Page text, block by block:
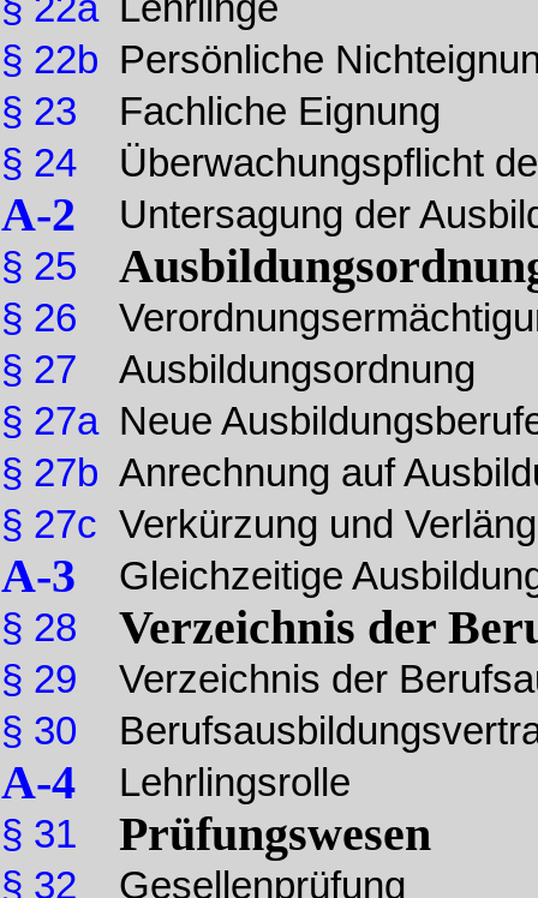
§ 22b
§ 23
§ 24
A-2
§ 25
§ 26
§ 27
§ 27a
§ 27b
§ 27c
A-3
§ 28
§ 29
§ 30
A-4
§ 31
§ 32
Persönliche
Fachliche Eignung
Überwachungspflicht
Untersagung der
Ausbildungsordnung
Neue
Anrechnung auf
Verkürzung und
Gleichzeitige
Verzeichnis der
Verzeichnis der
Lehrlingsrolle
Prüfungswesen
Gesellenprüfung